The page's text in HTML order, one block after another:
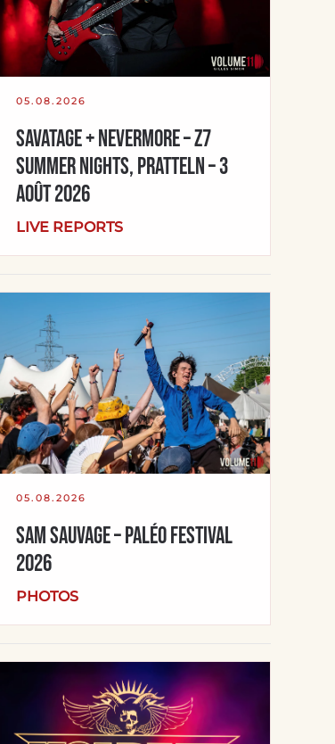
05.08.2026
Savatage + Nevermore – Z7
Summer Nights, Pratteln – 3
août 2026
LIVE REPORTS
05.08.2026
SAM SAUVAGE – Paléo Festival
2026
PHOTOS